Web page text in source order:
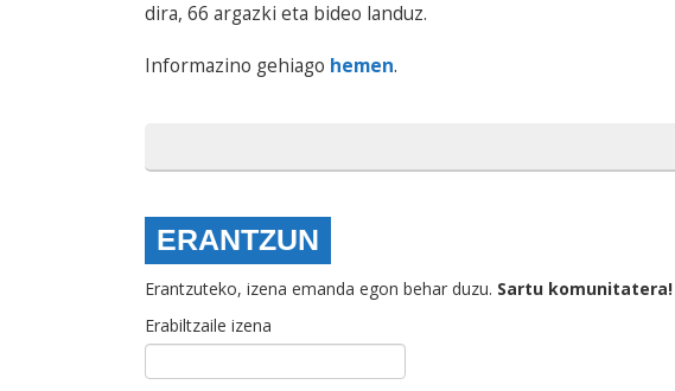
dira, 66 argazki eta bideo landuz.
Informazino gehiago hemen.
ERANTZUN
Erantzuteko, izena emanda egon behar duzu. Sartu komunitatera!
Erabiltzaile izena